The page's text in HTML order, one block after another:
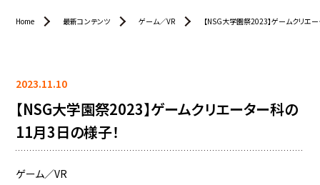
Home 最新コンテンツ ゲーム／VR 【NSG大学園祭2023】ゲームクリエ
2023.11.10
【NSG大学園祭2023】ゲームクリエーター科の
11月3日の様子！
ゲーム／VR